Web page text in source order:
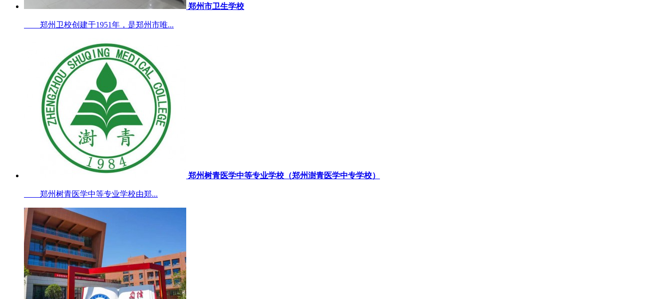
郑州市卫生学校
郑州卫校创建于1951年，是郑州市唯...
郑州树青医学中等专业学校（郑州澍青医学中专学校）
郑州树青医学中等专业学校由郑...